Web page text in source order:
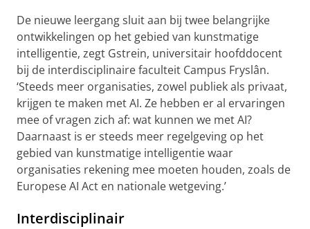
De nieuwe leergang sluit aan bij twee belangrijke
ontwikkelingen op het gebied van kunstmatige
intelligentie, zegt Gstrein, universitair hoofddocent
bij de interdisciplinaire faculteit Campus Fryslân.
‘Steeds meer organisaties, zowel publiek als privaat,
krijgen te maken met AI. Ze hebben er al ervaringen
mee of vragen zich af: wat kunnen we met AI?
Daarnaast is er steeds meer regelgeving op het
gebied van kunstmatige intelligentie waar
organisaties rekening mee moeten houden, zoals de
Europese AI Act en nationale wetgeving.’
Interdisciplinair